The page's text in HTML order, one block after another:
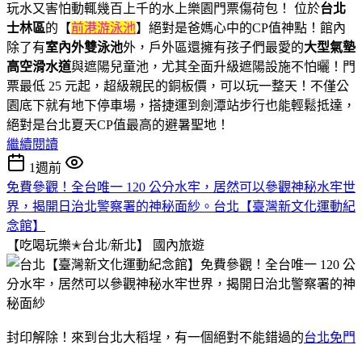
玩水又害怕動輒幾百上千的水上樂園門票傷荷包！ 位於台北
士林區的【前港游泳池】絕對是爸媽心中的CP值神點！館內
除了有室內外雙泳池外，戶外區還擁有孩子們最愛的大型氣墊
高空滑水道與遮陽兒童池，尤其全面升級遮陽設施不怕曬！門
票最低 25 元起，超級親民的銅板價，可以玩一整天！不僅公
園底下就有地下停車場，搭捷運到劍潭站步行也能輕鬆抵達，
絕對是台北夏天CP值最高的避暑聖地！
繼續閱讀
1週前
免費參觀！全台唯一 120 公分水牢，居然可以參觀神秘水牢世
界，揭開日治北警察署的神秘面紗。台北【臺灣新文化運動紀
念館】
【吃喝玩樂✭台北/新北】
國內旅遊
封印解除！來到台北大稻埕，有一個絕對不能錯過的台北免門